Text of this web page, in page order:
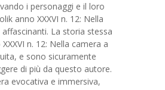
i personaggi e il loro
anno XXXVI n. 12: Nella
La storia stessa
n. 12: Nella camera a
e sono sicuramente
di più da questo autore.
evocativa e immersiva,